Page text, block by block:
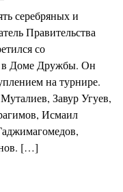
серебряных и
Правительства
со
в Доме Дружбы. Он
на турнире.
Завур Угуев,
Исмаил
[…]